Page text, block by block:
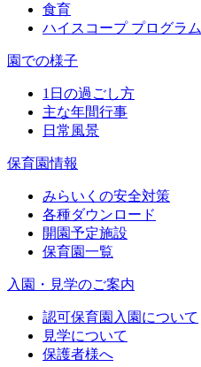
食育
ハイスコープ プログラム
園での様子
1日の過ごし方
主な年間行事
日常風景
保育園情報
みらいくの安全対策
各種ダウンロード
開園予定施設
保育園一覧
入園・見学のご案内
認可保育園入園について
見学について
保護者様へ